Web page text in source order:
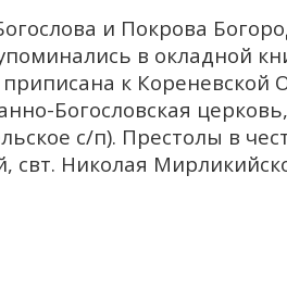
и Покрова
в окладной
приписана к Кореневской
Богословская
с/п). Престолы в
свт. Николая